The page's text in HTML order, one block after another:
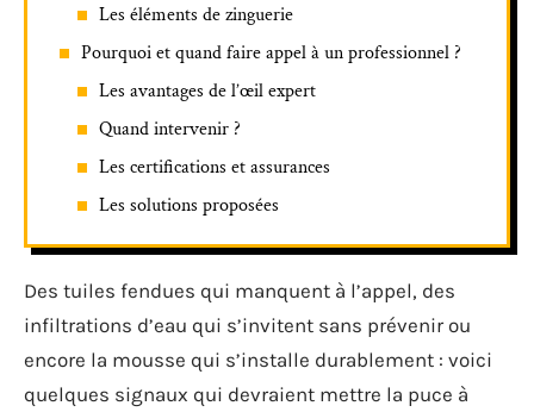
Les éléments de zinguerie
Pourquoi et quand faire appel à un professionnel ?
Les avantages de l’œil expert
Quand intervenir ?
Les certifications et assurances
Les solutions proposées
Des tuiles fendues qui manquent à l’appel, des
infiltrations d’eau qui s’invitent sans prévenir ou
encore la mousse qui s’installe durablement : voici
quelques signaux qui devraient mettre la puce à